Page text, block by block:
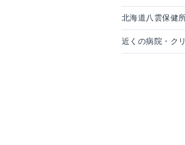
北海道八雲保健
近くの病院・ク